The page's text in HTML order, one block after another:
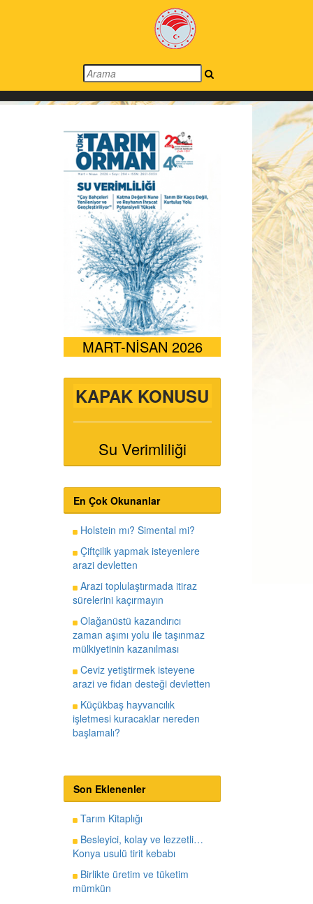
MART-NİSAN 2026
KAPAK KONUSU
Su Verimliliği
En Çok Okunanlar
Holstein mı? Simental mi?
Çiftçilik yapmak isteyenlere
arazi devletten
Arazi toplulaştırmada itiraz
sürelerini kaçırmayın
Olağanüstü kazandırıcı
zaman aşımı yolu ile taşınmaz
mülkiyetinin kazanılması
Ceviz yetiştirmek isteyene
arazi ve fidan desteği devletten
Küçükbaş hayvancılık
işletmesi kuracaklar nereden
başlamalı?
Son Eklenenler
Tarım Kitaplığı
Besleyici, kolay ve lezzetli…
Konya usulü tirit kebabı
Birlikte üretim ve tüketim
mümkün